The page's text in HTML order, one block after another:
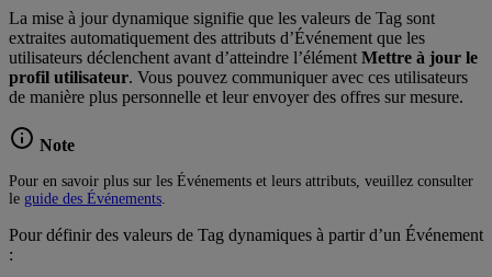
La mise à jour dynamique signifie que les valeurs de Tag sont
extraites automatiquement des attributs d’Événement que les
utilisateurs déclenchent avant d’atteindre l’élément Mettre à jour le
profil utilisateur. Vous pouvez communiquer avec ces utilisateurs
de manière plus personnelle et leur envoyer des offres sur mesure.
Note
Pour en savoir plus sur les Événements et leurs attributs, veuillez consulter
le guide des Événements.
Pour définir des valeurs de Tag dynamiques à partir d’un Événement
: